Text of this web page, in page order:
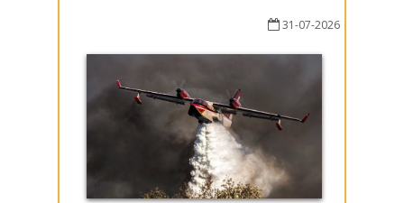
31-07-2026